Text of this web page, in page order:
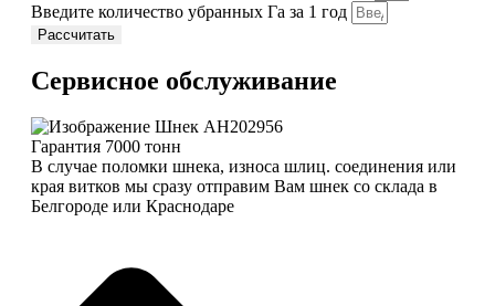
Введите количество убранных Га за 1 год
Рассчитать
Сервисное обслуживание
Гарантия 7000 тонн
В случае поломки шнека, износа шлиц. соединения или
края витков мы сразу отправим Вам шнек со склада в
Белгороде или Краснодаре